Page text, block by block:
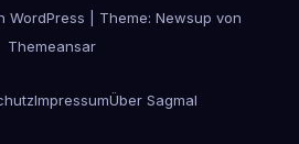
WordPress
Theme: Newsup von
Themeansar
ImpressumÜber Sagmal